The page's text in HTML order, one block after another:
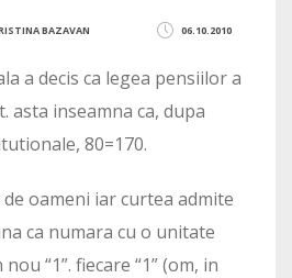
06.10.2010
BAZAVAN
a decis ca legea pensiilor a
asta inseamna ca, dupa
80=170.
oameni iar curtea admite
ca numara cu o unitate
“1”. fiecare “1” (om, in